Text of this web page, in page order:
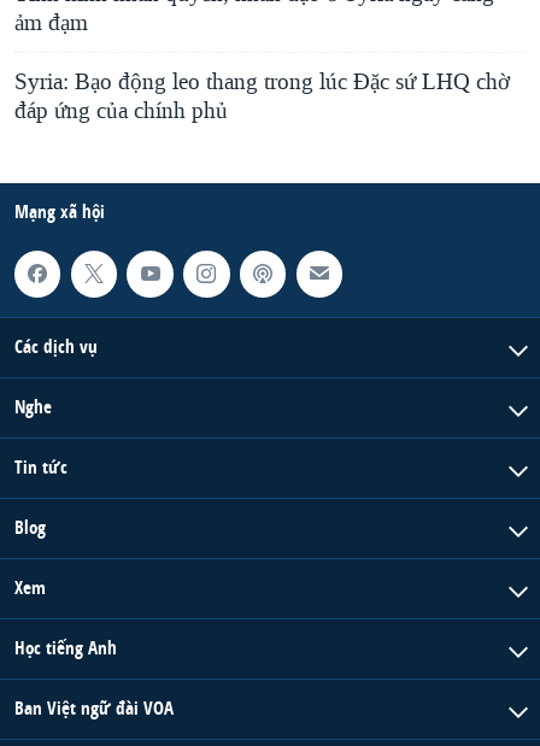
ảm đạm
Syria: Bạo động leo thang trong lúc Đặc sứ LHQ chờ
đáp ứng của chính phủ
Mạng xã hội
Các dịch vụ
Nghe
Tin tức
Blog
Xem
Học tiếng Anh
Ban Việt ngữ đài VOA